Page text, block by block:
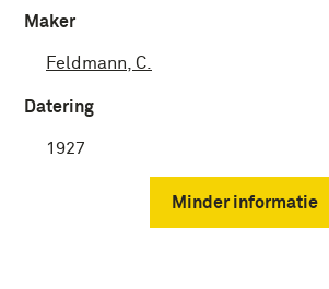
Maker
Feldmann, C.
Datering
1927
Minder informatie